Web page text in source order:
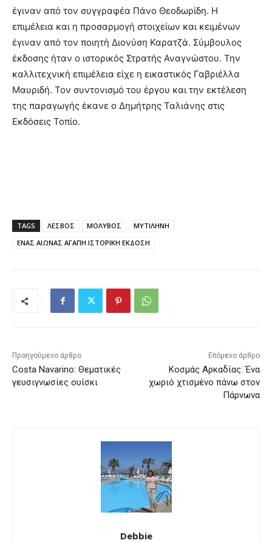
έγιναν από τον συγγραφέα Πάνο Θεοδωρίδη. Η
επιμέλεια και η προσαρμογή στοιχείων και κειμένων
έγιναν από τον ποιητή Διονύση Καρατζά. Σύμβουλος
έκδοσης ήταν ο ιστορικός Στρατής Αναγνώστου. Την
καλλιτεχνική επιμέλεια είχε η εικαστικός Γαβριέλλα
Μαυριδή. Τον συντονισμό του έργου και την εκτέλεση
της παραγωγής έκανε ο Δημήτρης Ταλιάνης στις
Εκδόσεις Τοπίο.
TAGS ΛΕΣΒΟΣ ΜΟΛΥΒΟΣ
ΜΥΤΙΛΗΝΗ
ΕΝΑΣ ΑΙΩΝΑΣ ΑΓΑΠΗ ΙΣΤΟΡΙΚΗ ΕΚΔΟΣΗ
Προηγούμενο άρθρο
Costa Navarino: Θεματικές
γευσιγνωσίες ουίσκι
Επόμενο άρθρο
Κοσμάς Αρκαδίας: Ένα
χωριό χτισμένο πάνω στον
Πάρνωνα
Debbie